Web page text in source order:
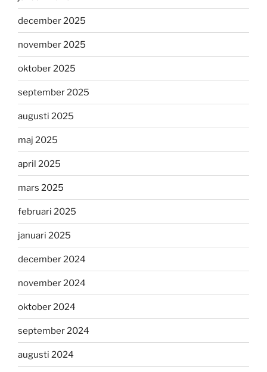
december 2025
november 2025
oktober 2025
september 2025
augusti 2025
maj 2025
april 2025
mars 2025
februari 2025
januari 2025
december 2024
november 2024
oktober 2024
september 2024
augusti 2024